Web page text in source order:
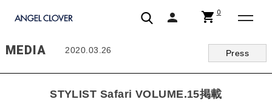
エンジェルクローバー | ANGEL CLOVER
person shopping_cart 0
MEDIA 2020.03.26 Press
STYLIST Safari VOLUME.15掲載